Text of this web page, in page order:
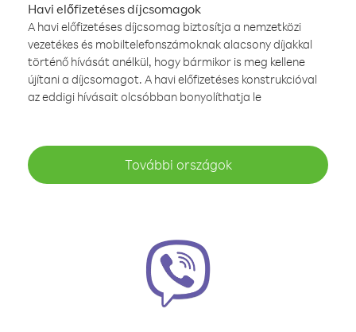
Havi előfizetéses díjcsomagok
A havi előfizetéses díjcsomag biztosítja a nemzetközi
vezetékes és mobiltelefonszámoknak alacsony díjakkal
történő hívását anélkül, hogy bármikor is meg kellene
újítani a díjcsomagot. A havi előfizetéses konstrukcióval
az eddigi hívásait olcsóbban bonyolíthatja le
További országok